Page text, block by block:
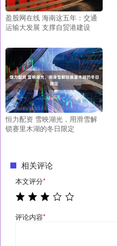
盈股网在线 海南这五年：交通
运输大发展 支撑自贸港建设
恒力配资 雪映湖光，用滑雪解
锁赛里木湖的冬日限定
相关评论
本文评分*
评论内容*